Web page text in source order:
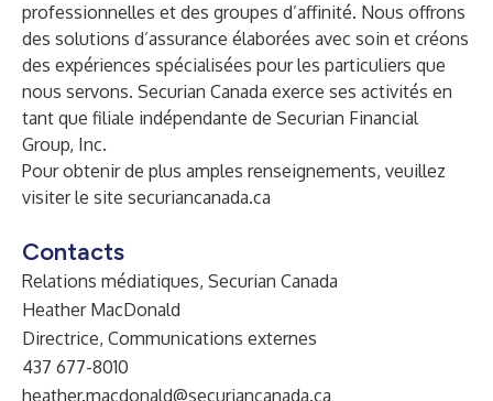
professionnelles et des groupes d’affinité. Nous offrons
des solutions d’assurance élaborées avec soin et créons
des expériences spécialisées pour les particuliers que
nous servons. Securian Canada exerce ses activités en
tant que filiale indépendante de Securian Financial
Group, Inc.
Pour obtenir de plus amples renseignements, veuillez
visiter le site securiancanada.ca
Contacts
Relations médiatiques, Securian Canada
Heather MacDonald
Directrice, Communications externes
437 677-8010
heather.macdonald@securiancanada.ca